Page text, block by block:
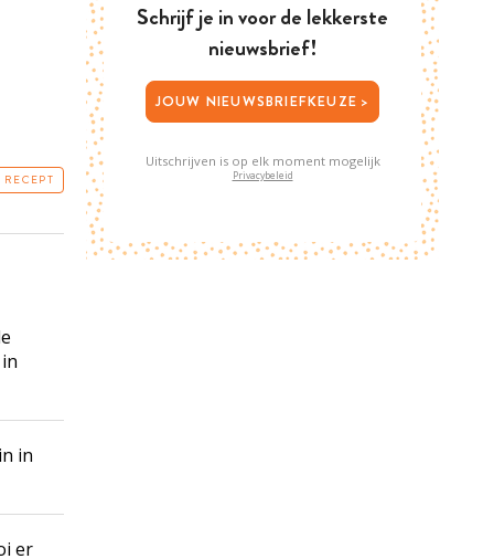
in
er
Schrijf je in voor de lekkerste
nieuwsbrief!
JOUW NIEUWSBRIEFKEUZE >
Uitschrijven is op elk moment mogelijk
Privacybeleid